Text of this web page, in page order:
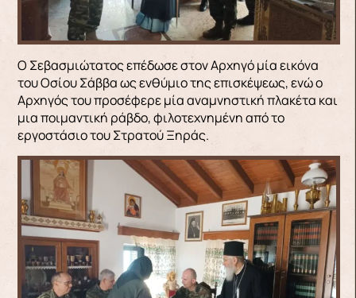
Ο Σεβασμιώτατος επέδωσε στον Αρχηγό μία εικόνα
του Οσίου Σάββα ως ενθύμιο της επισκέψεως, ενώ ο
Αρχηγός του προσέφερε μία αναμνηστική πλακέτα και
μια ποιμαντική ράβδο, φιλοτεχνημένη από το
εργοστάσιο του Στρατού Ξηράς.